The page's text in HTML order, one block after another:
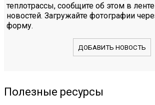
теплотрассы, сообщите об этом в
новостей. Загружайте фотографии
форму.
ДОБАВИТЬ НОВОСТЬ
Полезные ресурсы